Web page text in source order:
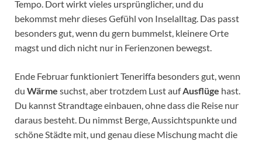
Tempo. Dort wirkt vieles ursprünglicher, und du
bekommst mehr dieses Gefühl von Inselalltag. Das passt
besonders gut, wenn du gern bummelst, kleinere Orte
magst und dich nicht nur in Ferienzonen bewegst.
Ende Februar funktioniert Teneriffa besonders gut, wenn
du Wärme suchst, aber trotzdem Lust aufAusflüge hast.
Du kannst Strandtage einbauen, ohne dass die Reise nur
daraus besteht. Du nimmst Berge, Aussichtspunkte und
schöne Städte mit, und genau diese Mischung macht die